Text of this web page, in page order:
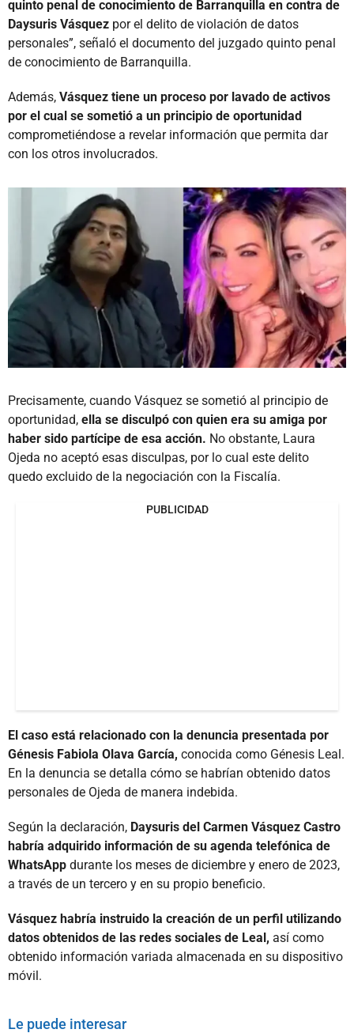
quinto penal de conocimiento de Barranquilla en contra de
Daysuris Vásquez por el delito de violación de datos
personales”, señaló el documento del juzgado quinto penal
de conocimiento de Barranquilla.
Además, Vásquez tiene un proceso por lavado de activos
por el cual se sometió a un principio de oportunidad
comprometiéndose a revelar información que permita dar
con los otros involucrados.
Precisamente, cuando Vásquez se sometió al principio de
oportunidad, ella se disculpó con quien era su amiga por
haber sido partícipe de esa acción. No obstante, Laura
Ojeda no aceptó esas disculpas, por lo cual este delito
quedo excluido de la negociación con la Fiscalía.
PUBLICIDAD
El caso está relacionado con la denuncia presentada por
Génesis Fabiola Olava García, conocida como Génesis Leal.
En la denuncia se detalla cómo se habrían obtenido datos
personales de Ojeda de manera indebida.
Según la declaración, Daysuris del Carmen Vásquez Castro
habría adquirido información de su agenda telefónica de
WhatsApp durante los meses de diciembre y enero de 2023,
a través de un tercero y en su propio beneficio.
Vásquez habría instruido la creación de un perfil utilizando
datos obtenidos de las redes sociales de Leal, así como
obtenido información variada almacenada en su dispositivo
móvil.
Le puede interesar